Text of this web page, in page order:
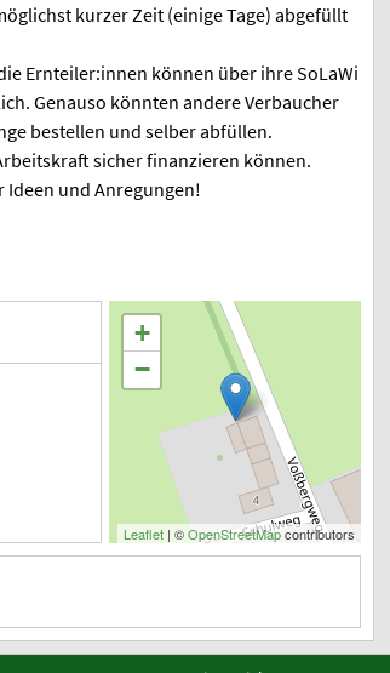
kurzer Zeit (einige Tage) abgefüllt
Ernteiler:innen können über ihre SoLaWi
Genauso könnten andere Verbaucher
bestellen und selber abfüllen.
sicher finanzieren können.
Ideen und Anregungen!
+
−
Leaflet | ©OpenStreetMapcontributors